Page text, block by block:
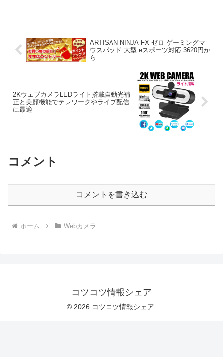
ARTISAN NINJA FX ゼロ ゲーミングマ
ウスパッド 大型 eスポーツ対応 3620円か
ら
2KウェブカメラLEDライト搭載自動光補
正と美顔機能でテレワークやライブ配信
に最適
コメント
コメントを書き込む
ホーム Webカメラ
コツコツ情報シェア
© 2026 コツコツ情報シェア.